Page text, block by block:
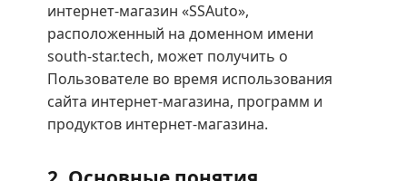
интернет-магазин «SSAuto»,
расположенный на доменном имени
south-star.tech, может получить о
Пользователе во время использования
сайта интернет-магазина, программ и
продуктов интернет-магазина.